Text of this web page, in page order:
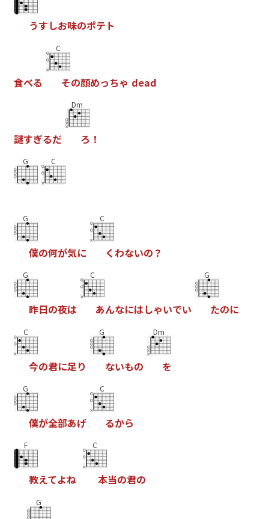
うすしお味のポテ ト
食べる
C
その顔めっちゃ dead
謎すぎるだ
Dm
ろ ！
G C
G
僕の何が気に
C
くわないの ？
G
昨日の夜は
C
あんなにはしゃいでい
G
たのに
C
今の君に足り
G
ないもの
Dm
を
G
僕が全部あげ
C
るから
F
教えてよね
C
本当の君の
G